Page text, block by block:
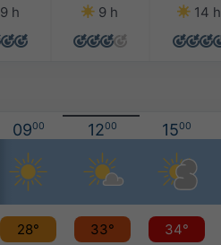
9 h
9 h
14 h
0900 1200 1500
28° 33° 34°